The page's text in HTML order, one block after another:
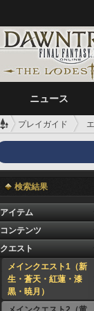
ニュース
プレイガイド
検索結果
アイテム
コンテンツ
クエスト
メインクエスト1（新
生・蒼天・紅蓮・漆
黒・暁月）